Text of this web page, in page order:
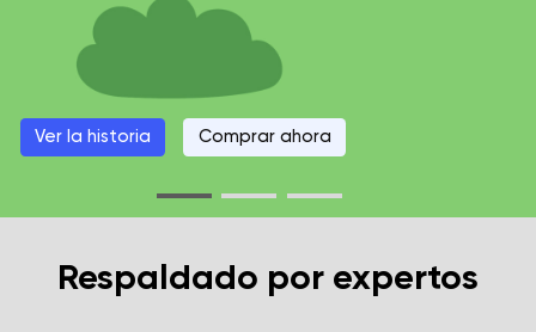
Ver la historia Comprar ahora
Respaldado por expertos